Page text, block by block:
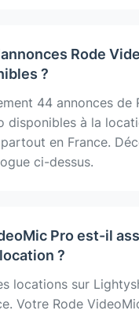
Rode
?
44 annonces de
disponibles à la
en France.
ci-dessus.
Pro est-il
?
locations sur
Votre Rode